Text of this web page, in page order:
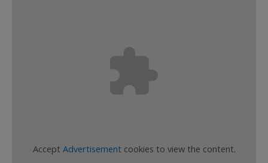
Accept Advertisementcookies to view the content.